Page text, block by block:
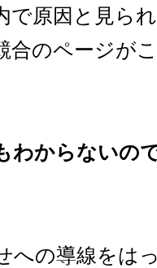
で原因と見ら
合のページが
わからないの
への導線をは